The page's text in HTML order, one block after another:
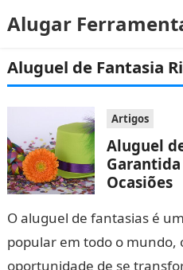
Alugar
Aluguel de Fantasia
Artigos
Aluguel
Garantida
Ocasiões
O aluguel de fantasias é
popular em todo o mundo,
oportunidade de se